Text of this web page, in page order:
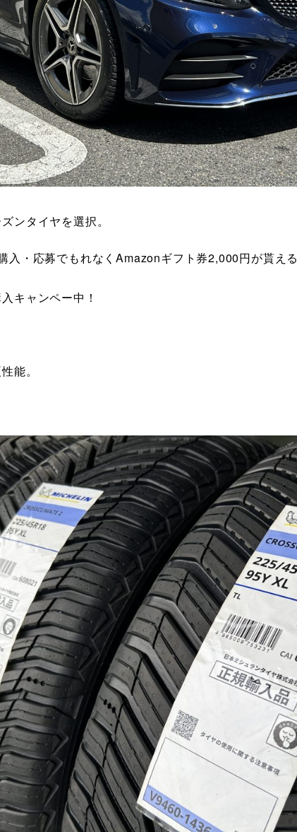
ンタイヤを選択。
入・応募でもれなくAmazonギフト券2,000円が貰える
キャンペー中！
能。